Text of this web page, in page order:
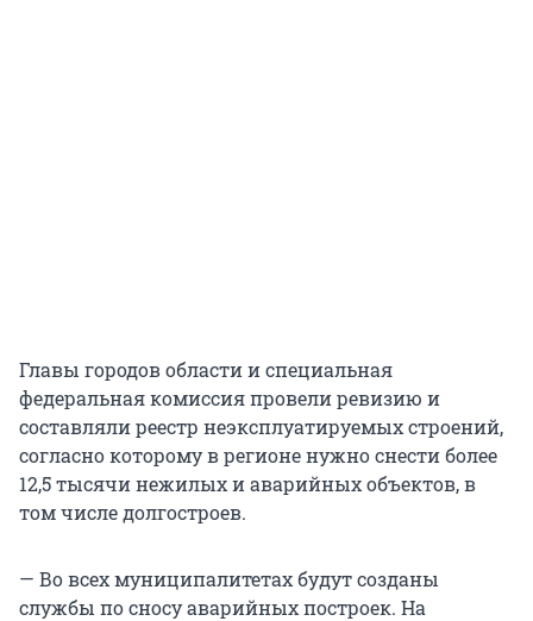
Главы городов области и специальная
федеральная комиссия провели ревизию и
составляли реестр неэксплуатируемых строений,
согласно которому в регионе нужно снести более
12,5 тысячи нежилых и аварийных объектов, в
том числе долгостроев.
— Во всех муниципалитетах будут созданы
службы по сносу аварийных построек. На